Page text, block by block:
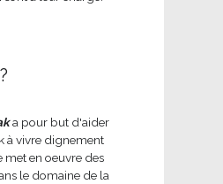
a pour but d'aider
à vivre dignement
met en oeuvre des
le domaine de la